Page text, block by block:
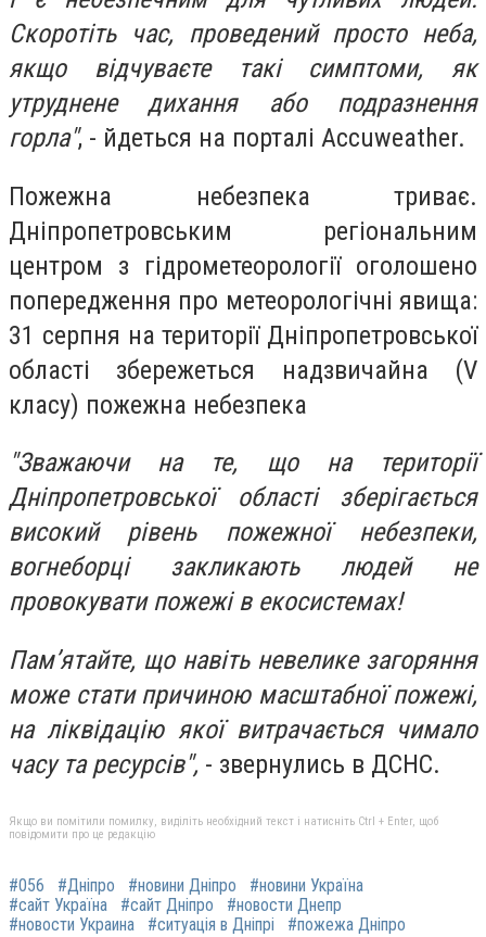
Скоротіть час, проведений просто неба,
якщо відчуваєте такі симптоми, як
утруднене дихання або подразнення
горла", - йдеться на порталі Аccuweather.
Пожежна небезпека триває.
Дніпропетровським регіональним
центром з гідрометеорології оголошено
попередження про метеорологічні явища:
31 серпня на території Дніпропетровської
області збережеться надзвичайна (V
класу) пожежна небезпека
"Зважаючи на те, що на території
Дніпропетровської області зберігається
високий рівень пожежної небезпеки,
вогнеборці закликають людей не
провокувати пожежі в екосистемах!
Пам’ятайте, що навіть невелике загоряння
може стати причиною масштабної пожежі,
на ліквідацію якої витрачається чимало
часу та ресурсів", - звернулись в ДСНС.
Якщо ви помітили помилку, виділіть необхідний текст і натисніть Ctrl + Enter, щоб
повідомити про це редакцію
#056 #Дніпро #новини Дніпро
#новини Україна
#сайт Україна
#сайт Дніпро
#новости Днепр
#новости Украина
#ситуація в Дніпрі #пожежа Дніпро